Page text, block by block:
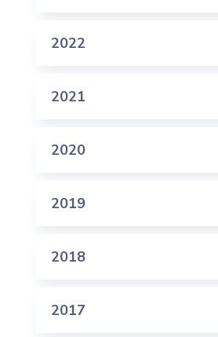
2022
2021
2020
2019
2018
2017